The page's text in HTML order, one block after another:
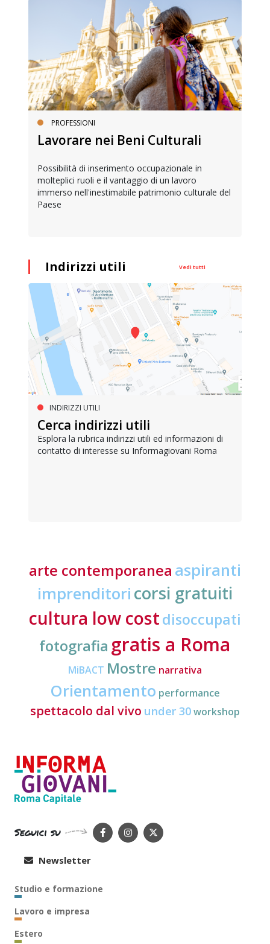
PROFESSIONI
Lavorare nei Beni Culturali
Possibilità di inserimento occupazionale in
molteplici ruoli e il vantaggio di un lavoro
immerso nell'inestimabile patrimonio culturale del
Paese
Indirizzi utili Vedi tutti
INDIRIZZI UTILI
Cerca indirizzi utili
Esplora la rubrica indirizzi utili ed informazioni di
contatto di interesse su Informagiovani Roma
arte contemporanea aspiranti
imprenditori corsi gratuiti
cultura low costdisoccupati
fotografia gratis a Roma
MiBACT Mostre narrativa
Orientamento performance
spettacolo dal vivo under 30workshop
Seguici su
Newsletter
Studio e formazione
Lavoro e impresa
Estero